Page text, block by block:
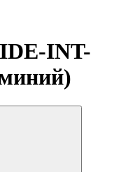
INT-